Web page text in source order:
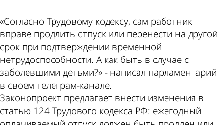
«Согласно Трудовому кодексу, сам работник
вправе продлить отпуск или перенести на другой
срок при подтверждении временной
нетрудоспособности. А как быть в случае с
заболевшими детьми?» - написал парламентарий
в своем телеграм-канале.
Законопроект предлагает внести изменения в
статью 124 Трудового кодекса РФ: ежегодный